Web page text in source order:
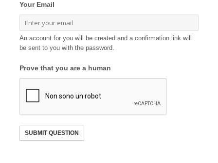
Your Email
An account for you will be created and a confirmation link will
be sent to you with the password.
Prove that you are a human
SUBMIT QUESTION